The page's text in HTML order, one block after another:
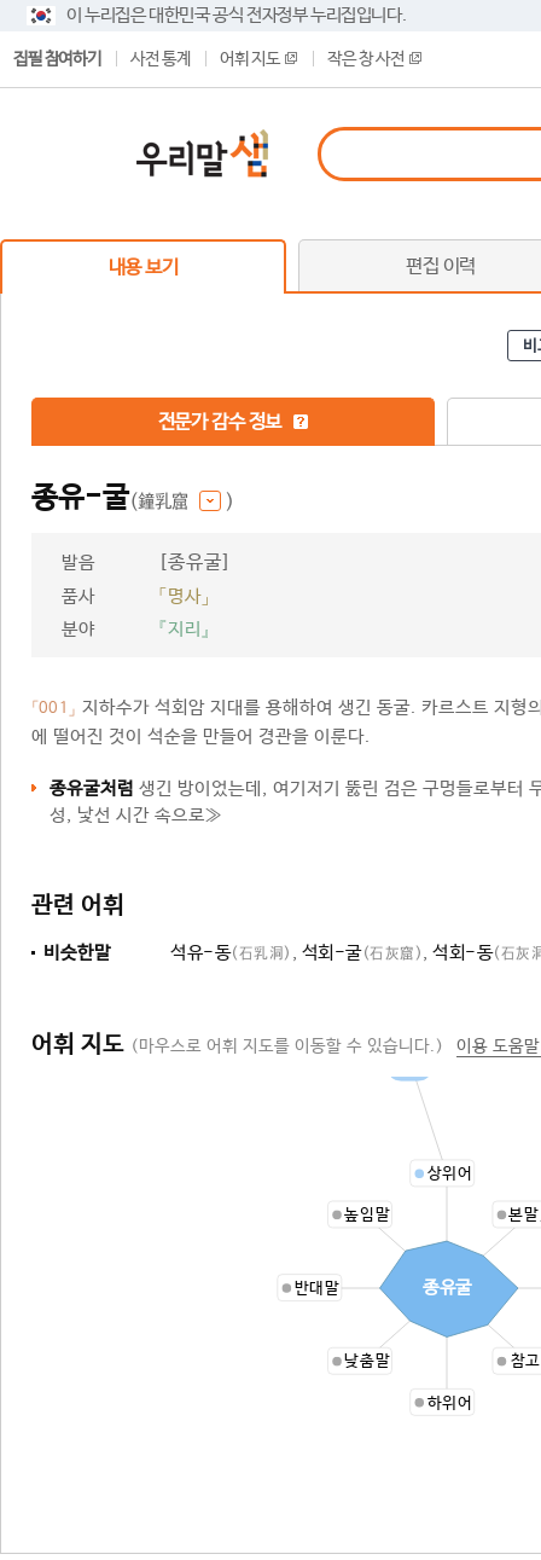
이 누리집은 대한민국 공식 전자정부 누리집입니다.
집필 참여하기 사전 통계 어휘 지도 작은 창 사전
내용 보기 편집 이력
비
전문가 감수 정보
종유-굴(鐘乳窟 )
발음 [종유굴]
품사
「명사」
분야
『지리』
「001」 지하수가 석회암 지대를 용해하여 생긴 동굴. 카르스트 지형
에 떨어진 것이 석순을 만들어 경관을 이룬다.
종유굴처럼 생긴 방이었는데, 여기저기 뚫린 검은 구멍들로부
성, 낯선 시간 속으로≫
관련 어휘
비슷한말 석유-동(石乳洞) , 석회-굴(石灰窟) , 석회-동(石灰
어휘 지도 (마우스로 어휘 지도를 이동할 수 있습니다.) 이용 도움
상위어
본
참
하위어
낮춤말
반대말
높임말
종유굴